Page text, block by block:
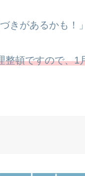
きがあるかも！
頓ですので、